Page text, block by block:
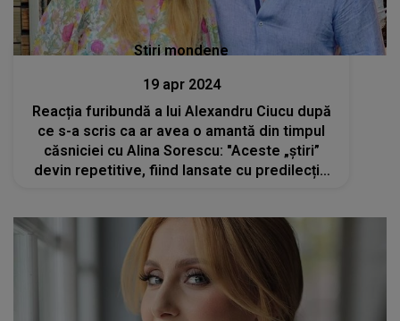
Stiri mondene
19 apr 2024
Reacția furibundă a lui Alexandru Ciucu după
ce s-a scris ca ar avea o amantă din timpul
căsniciei cu Alina Sorescu: "Aceste „știri”
devin repetitive, fiind lansate cu predilecție